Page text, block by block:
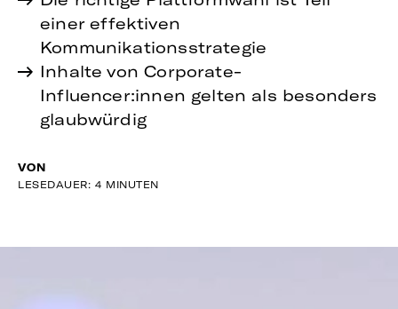
einer effektiven
Kommunikationsstrategie
Inhalte von Corporate-
Influencer:innen gelten als besonders
glaubwürdig
VON
LESEDAUER: 4 MINUTEN